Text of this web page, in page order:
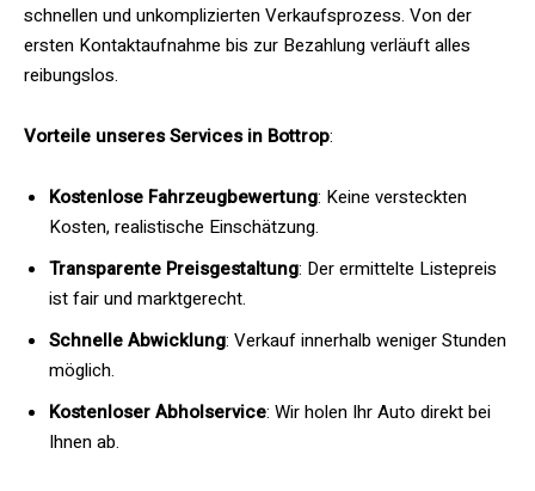
schnellen und unkomplizierten Verkaufsprozess. Von der
ersten Kontaktaufnahme bis zur Bezahlung verläuft alles
reibungslos.
Vorteile unseres Services in Bottrop:
Kostenlose Fahrzeugbewertung: Keine versteckten
Kosten, realistische Einschätzung.
Transparente Preisgestaltung: Der ermittelte Listepreis
ist fair und marktgerecht.
Schnelle Abwicklung: Verkauf innerhalb weniger Stunden
möglich.
Kostenloser Abholservice: Wir holen Ihr Auto direkt bei
Ihnen ab.